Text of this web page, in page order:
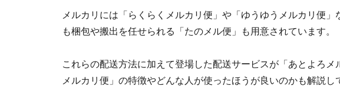
メルカリには「らくらくメルカリ便」や「ゆうゆうメルカリ便
も梱包や搬出を任せられる「たのメル便」も用意されています。
これらの配送方法に加えて登場した配送サービスが「あとよろ
メルカリ便」の特徴やどんな人が使ったほうが良いのかも解説し